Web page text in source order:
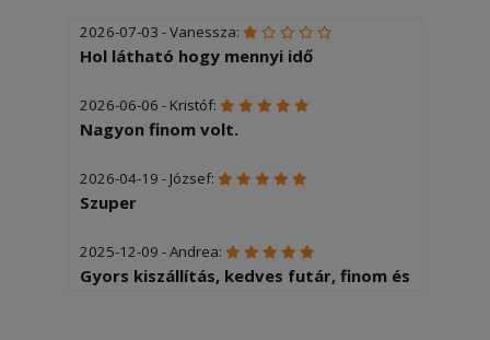
2026-07-03 - Vanessza:
Hol látható hogy mennyi idő
2026-06-06 - Kristóf:
Nagyon finom volt.
2026-04-19 - József:
Szuper
2025-12-09 - Andrea:
Gyors kiszállítás, kedves futár, finom és